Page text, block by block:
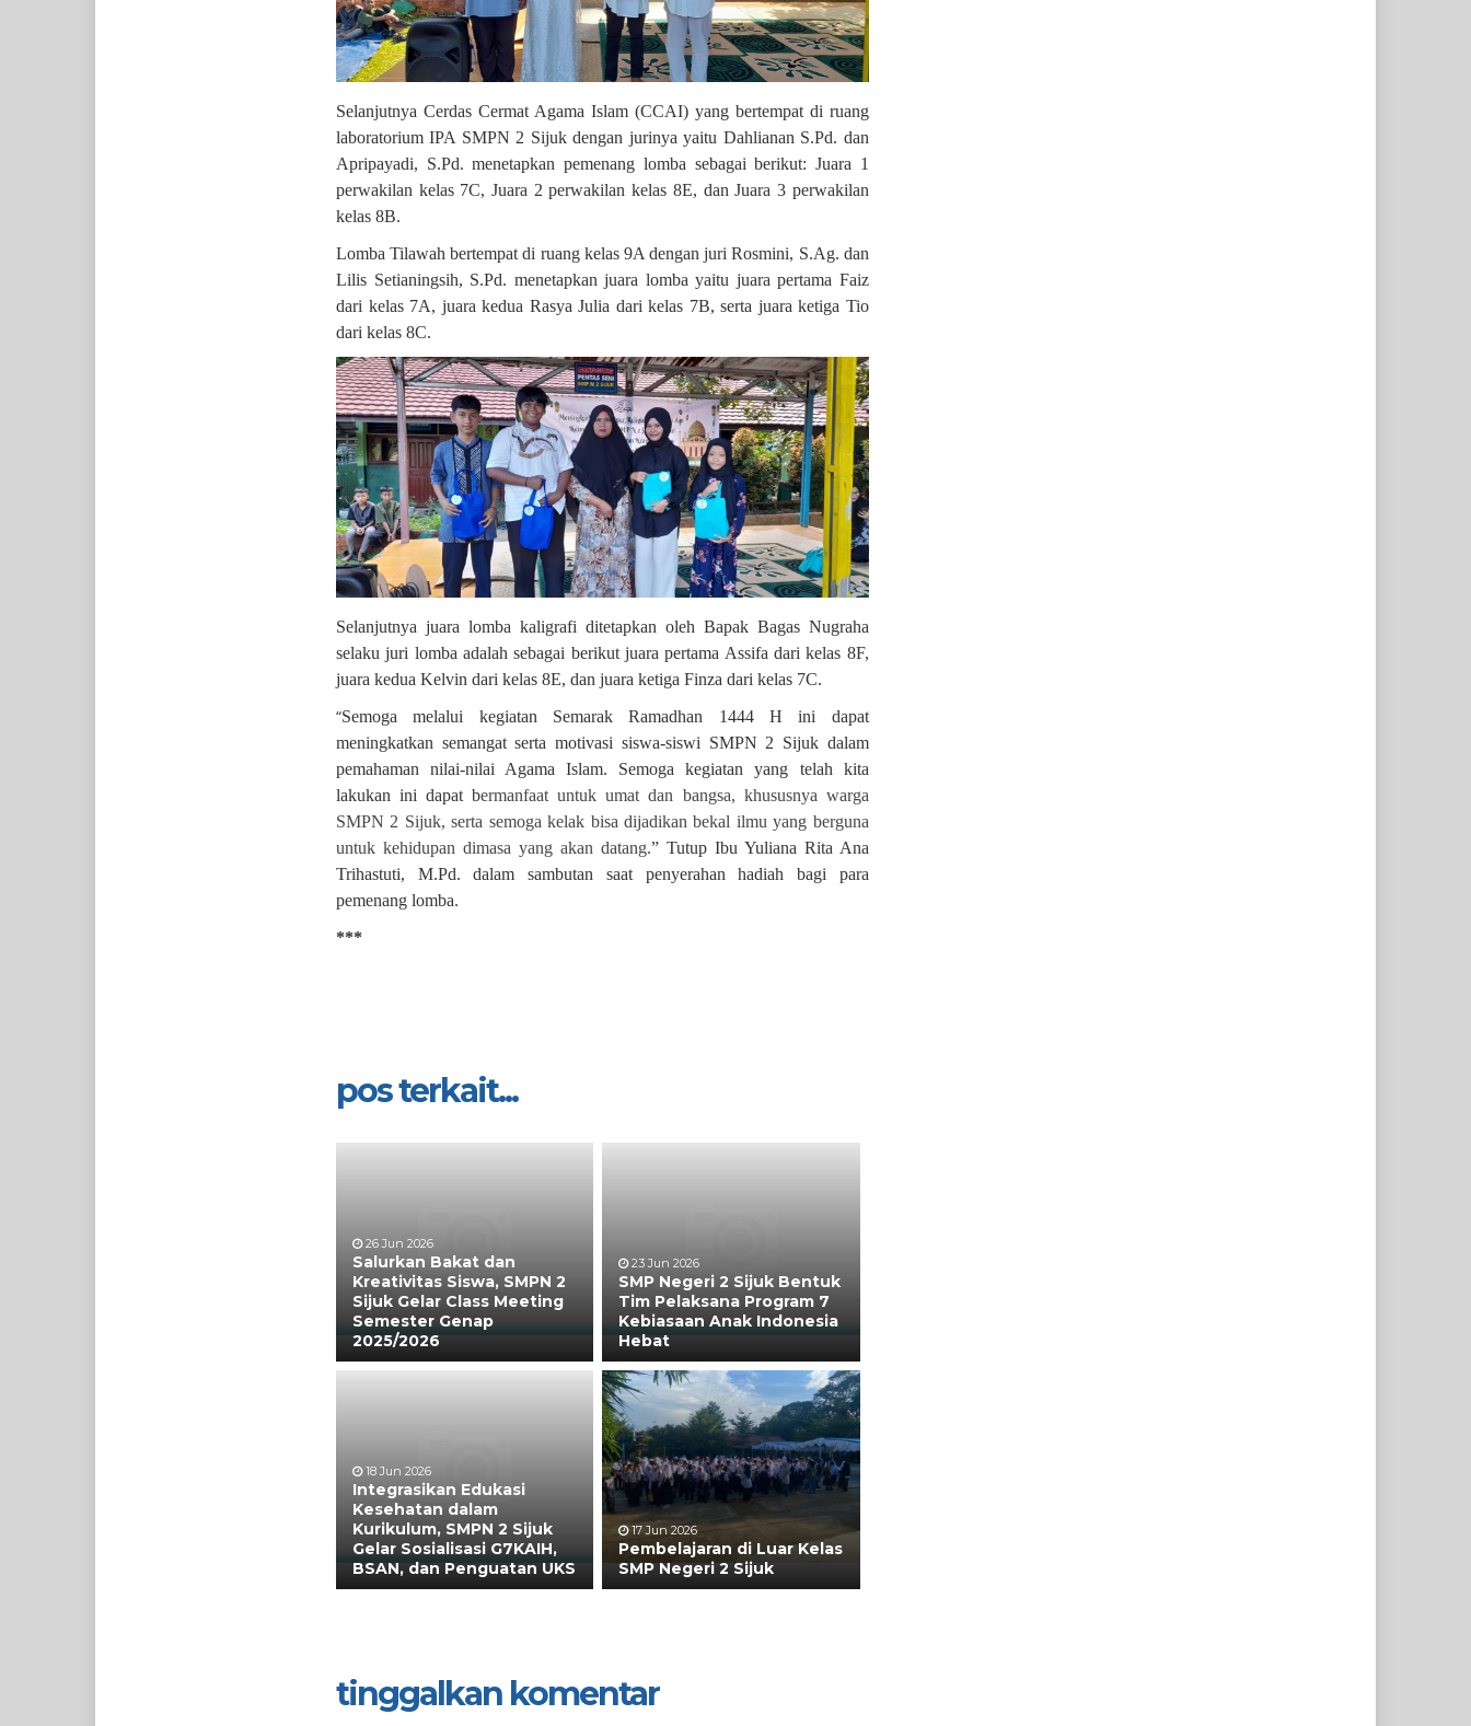
Selanjutnya Cerdas Cermat Agama Islam (CCAI) yang bertempat di ruang
laboratorium IPA SMPN 2 Sijuk dengan jurinya yaitu Dahlianan S.Pd. dan
Apripayadi, S.Pd. menetapkan pemenang lomba sebagai berikut: Juara 1
perwakilan kelas 7C, Juara 2 perwakilan kelas 8E, dan Juara 3 perwakilan
kelas 8B.
Lomba Tilawah bertempat di ruang kelas 9A dengan juri Rosmini, S.Ag. dan
Lilis Setianingsih, S.Pd. menetapkan juara lomba yaitu juara pertama Faiz
dari kelas 7A, juara kedua Rasya Julia dari kelas 7B, serta juara ketiga Tio
dari kelas 8C.
Selanjutnya juara lomba kaligrafi ditetapkan oleh Bapak Bagas Nugraha
selaku juri lomba adalah sebagai berikut juara pertama Assifa dari kelas 8F,
juara kedua Kelvin dari kelas 8E, dan juara ketiga Finza dari kelas 7C.
“Semoga melalui kegiatan Semarak Ramadhan 1444 H ini dapat
meningkatkan semangat serta motivasi siswa-siswi SMPN 2 Sijuk dalam
pemahaman nilai-nilai Agama Islam. Semoga kegiatan yang telah kita
lakukan ini dapat bermanfaat untuk umat dan bangsa, khususnya warga
SMPN 2 Sijuk, serta semoga kelak bisa dijadikan bekal ilmu yang berguna
untuk kehidupan dimasa yang akan datang.” Tutup Ibu Yuliana Rita Ana
Trihastuti, M.Pd. dalam sambutan saat penyerahan hadiah bagi para
pemenang lomba.
***
pos terkait...
26 Jun 2026
Salurkan Bakat dan
Kreativitas Siswa, SMPN 2
Sijuk Gelar Class Meeting
Semester Genap
2025/2026
23 Jun 2026
SMP Negeri 2 Sijuk Bentuk
Tim Pelaksana Program 7
Kebiasaan Anak Indonesia
Hebat
18 Jun 2026
Integrasikan Edukasi
Kesehatan dalam
Kurikulum, SMPN 2 Sijuk
Gelar Sosialisasi G7KAIH,
BSAN, dan Penguatan UKS
17 Jun 2026
Pembelajaran di Luar Kelas
SMP Negeri 2 Sijuk
tinggalkan komentar